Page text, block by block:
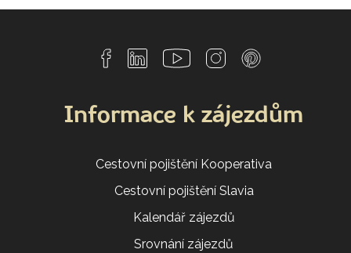
Informace k zájezdům
Cestovní pojištění Kooperativa
Cestovní pojištění Slavia
Kalendář zájezdů
Srovnání zájezdů